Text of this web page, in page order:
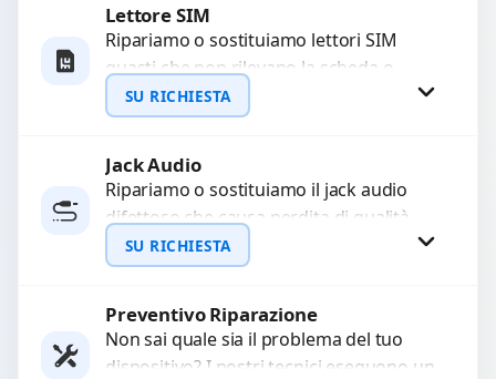
Lettore SIM
Ripariamo o sostituiamo lettori SIM
guasti che non rilevano la scheda o
interrompono il segnale. Utilizziamo
ricambi testati e garantiti...
SU RICHIESTA
Richiedi Preventivo
WhatsApp
Jack Audio
Ripariamo o sostituiamo il jack audio
difettoso che causa perdita di qualità
sonora o impossibilità di collegare cuffie
e accessori....
SU RICHIESTA
Richiedi Preventivo
Preventivo Riparazione
Non sai quale sia il problema del tuo
dispositivo? I nostri tecnici eseguono un